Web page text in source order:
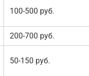
100-500 руб.
200-700 руб.
50-150 руб.